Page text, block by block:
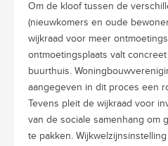
Om de kloof tussen de
(nieuwkomers en oude
wijkraad voor meer
ontmoetingsplaats valt
buurthuis.
aangegeven in dit proces een
Tevens pleit de wijkraad voor
van de sociale samenhang om
te pakken.